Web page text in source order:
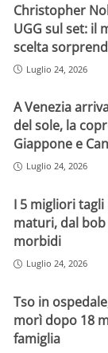
Christopher
UGG sul set: il
scelta
Luglio 24, 2026
A Venezia
del sole, la
Giappone e
Luglio 24, 2026
I 5 migliori
maturi, dal
morbidi
Luglio 24, 2026
Tso in
morì dopo 18
famiglia